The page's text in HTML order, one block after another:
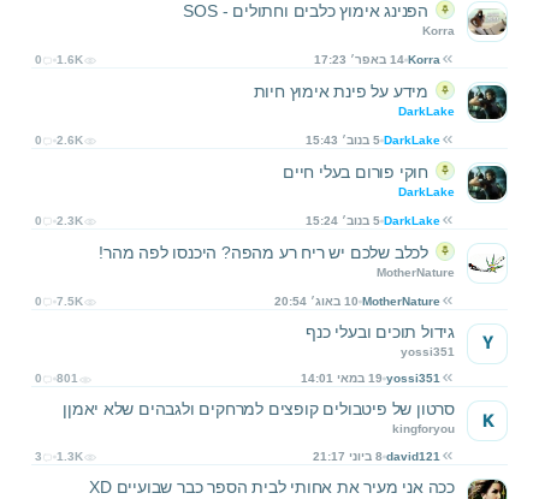
הפנינג אימוץ כלבים וחתולים - SOS
Korra
Korra 14 באפר׳ 17:23 0 1.6K
מידע על פינת אימוץ חיות
DarkLake
DarkLake 5 בנוב׳ 15:43 0 2.6K
חוקי פורום בעלי חיים
DarkLake
DarkLake 5 בנוב׳ 15:24 0 2.3K
לכלב שלכם יש ריח רע מהפה? היכנסו לפה מהר!
MotherNature
MotherNature 10 באוג׳ 20:54 0 7.5K
גידול תוכים ובעלי כנף
yossi351
yossi351 19 במאי 14:01 0 801
Y
סרטון של פיטבולים קופצים למרחקים ולגבהים שלא יאמןן
kingforyou
david121 8 ביוני 21:17 3 1.3K
K
ככה אני מעיר את אחותי לבית הספר כבר שבועיים XD